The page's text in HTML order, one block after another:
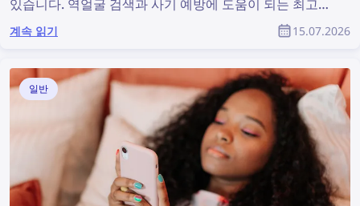
있습니다. 역얼굴 검색과 사기 예방에 도움이 되는 최고의
Social Catfish 대안을 확인해 보세요.
계속 읽기 15.07.2026
일반